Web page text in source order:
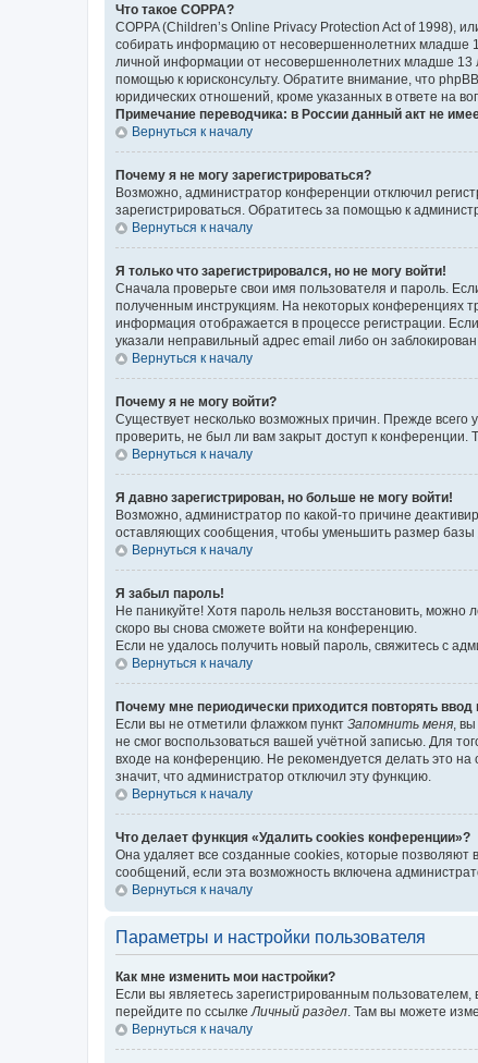
Что такое COPPA?
COPPA (Children’s Online Privacy Protection Act of 1998),
собирать информацию от несовершеннолетних младше
личной информации от несовершеннолетних младше 13
помощью к юрисконсульту. Обратите внимание, что
юридических отношений, кроме указанных в ответе на
Примечание переводчика: в России данный акт не
Вернуться к началу
Почему я не могу зарегистрироваться?
Возможно, администратор конференции отключил
зарегистрироваться. Обратитесь за помощью к
Вернуться к началу
Я только что зарегистрировался, но не могу войти!
Сначала проверьте свои имя пользователя и пароль.
полученным инструкциям. На некоторых конференциях
информация отображается в процессе регистрации.
указали неправильный адрес email либо он
Вернуться к началу
Почему я не могу войти?
Существует несколько возможных причин. Прежде
проверить, не был ли вам закрыт доступ к
Вернуться к началу
Я давно зарегистрирован, но больше не могу войти!
Возможно, администратор по какой-то причине
оставляющих сообщения, чтобы уменьшить размер базы
Вернуться к началу
Я забыл пароль!
Не паникуйте! Хотя пароль нельзя восстановить,
скоро вы снова сможете войти на конференцию.
Если не удалось получить новый пароль, свяжитесь с
Вернуться к началу
Почему мне периодически приходится повторять ввод
Если вы не отметили флажком пункт Запомнить меня ,
не смог воспользоваться вашей учётной записью. Для
входе на конференцию. Не рекомендуется делать это
значит, что администратор отключил эту функцию.
Вернуться к началу
Что делает функция «Удалить cookies конференции»?
Она удаляет все созданные cookies, которые позволяют
сообщений, если эта возможность включена
Вернуться к началу
Параметры и настройки пользователя
Как мне изменить мои настройки?
Если вы являетесь зарегистрированным
перейдите по ссылке Личный раздел . Там вы можете
Вернуться к началу